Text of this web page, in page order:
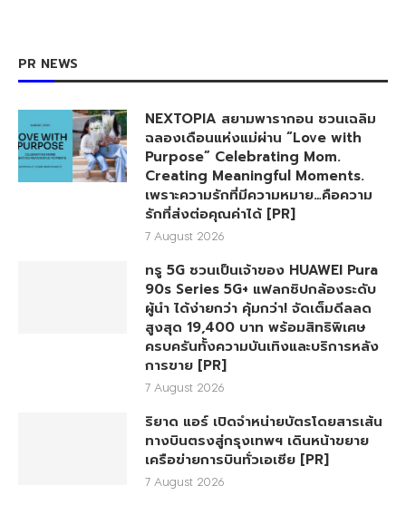
PR NEWS
NEXTOPIA สยามพารากอน ชวนเฉลิม
ฉลองเดือนแห่งแม่ผ่าน “Love with
Purpose” Celebrating Mom.
Creating Meaningful Moments.
เพราะความรักที่มีความหมาย…คือความ
รักที่ส่งต่อคุณค่าได้ [PR]
7 August 2026
ทรู 5G ชวนเป็นเจ้าของ HUAWEI Pura
90s Series 5G+ แฟลกชิปกล้องระดับ
ผู้นำ ได้ง่ายกว่า คุ้มกว่า! จัดเต็มดีลลด
สูงสุด 19,400 บาท พร้อมสิทธิพิเศษ
ครบครันทั้งความบันเทิงและบริการหลัง
การขาย [PR]
7 August 2026
ริยาด แอร์ เปิดจำหน่ายบัตรโดยสารเส้น
ทางบินตรงสู่กรุงเทพฯ เดินหน้าขยาย
เครือข่ายการบินทั่วเอเชีย [PR]
7 August 2026